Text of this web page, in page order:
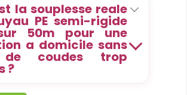
la souplesse reale
PE semi-rigide
50m pour une
a domicile sans
de coudes trop
?